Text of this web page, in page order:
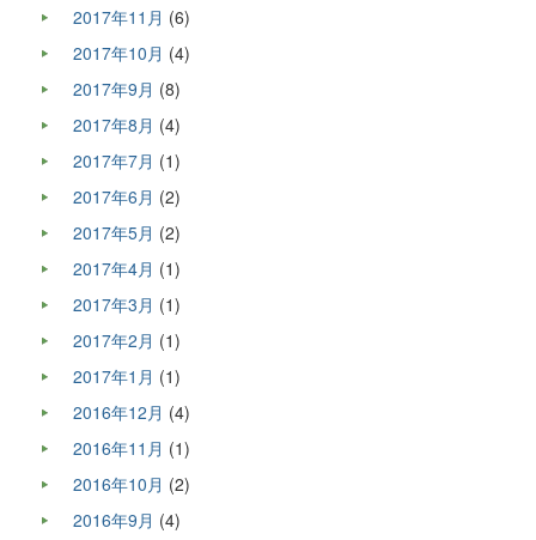
2017年11月 (6)
2017年10月 (4)
2017年9月 (8)
2017年8月 (4)
2017年7月 (1)
2017年6月 (2)
2017年5月 (2)
2017年4月 (1)
2017年3月 (1)
2017年2月 (1)
2017年1月 (1)
2016年12月 (4)
2016年11月 (1)
2016年10月 (2)
2016年9月 (4)